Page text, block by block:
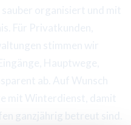
ganzjährig betreut sind.